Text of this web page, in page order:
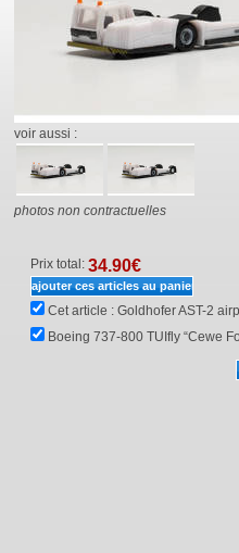
voir aussi :
photos non contractuelles
Prix total: 34.90€
Cet article : Goldhofer AST-2
Boeing 737-800 TUIfly “Cewe